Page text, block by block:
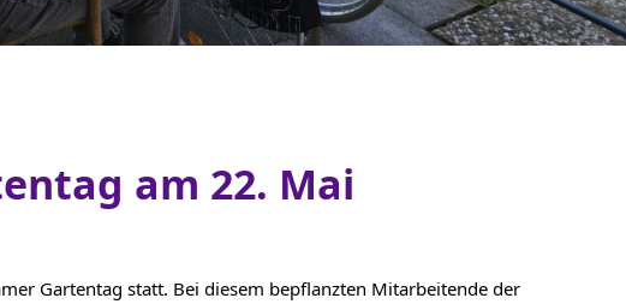
am 22. Mai
Gartentag statt. Bei diesem bepflanzten Mitarbeitende der